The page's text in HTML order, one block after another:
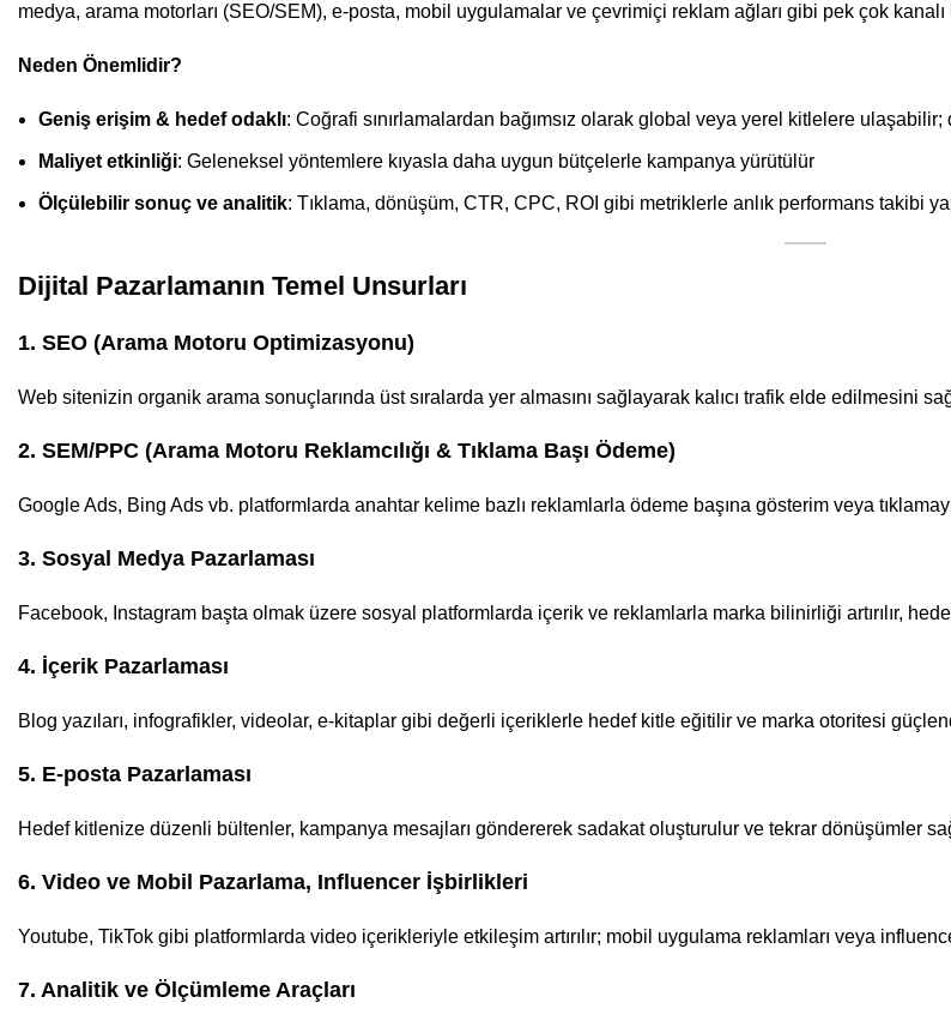
medya, arama motorları (SEO/SEM), e-posta, mobil uygulamalar ve çevrimiçi reklam ağları gibi pek çok kanalı
Neden Önemlidir?
Geniş erişim & hedef odaklı: Coğrafi sınırlamalardan bağımsız olarak global veya yerel kitlelere
Maliyet etkinliği: Geleneksel yöntemlere kıyasla daha uygun bütçelerle kampanya yürütülür
Ölçülebilir sonuç ve analitik: Tıklama, dönüşüm, CTR, CPC, ROI gibi metriklerle anlık performans takibi
Dijital Pazarlamanın Temel Unsurları
1. SEO (Arama Motoru Optimizasyonu)
Web sitenizin organik arama sonuçlarında üst sıralarda yer almasını sağlayarak kalıcı trafik elde edilmesini
2. SEM/PPC (Arama Motoru Reklamcılığı & Tıklama Başı Ödeme)
Google Ads, Bing Ads vb. platformlarda anahtar kelime bazlı reklamlarla ödeme başına gösterim veya
3. Sosyal Medya Pazarlaması
Facebook, Instagram başta olmak üzere sosyal platformlarda içerik ve reklamlarla marka bilinirliği artırılır,
4. İçerik Pazarlaması
Blog yazıları, infografikler, videolar, e‑kitaplar gibi değerli içeriklerle hedef kitle eğitilir ve marka otoritesi
5. E‑posta Pazarlaması
Hedef kitlenize düzenli bültenler, kampanya mesajları göndererek sadakat oluşturulur ve tekrar dönüşümler
6. Video ve Mobil Pazarlama, Influencer İşbirlikleri
Youtube, TikTok gibi platformlarda video içerikleriyle etkileşim artırılır; mobil uygulama reklamları veya
7. Analitik ve Ölçümleme Araçları